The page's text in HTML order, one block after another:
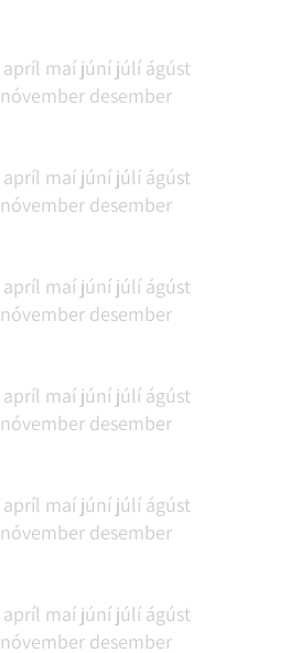
apríl maí júní júlí ágúst
nóvember desember
apríl maí júní júlí ágúst
nóvember desember
apríl maí júní júlí ágúst
nóvember desember
apríl maí júní júlí ágúst
nóvember desember
apríl maí júní júlí ágúst
nóvember desember
apríl maí júní júlí ágúst
nóvember desember